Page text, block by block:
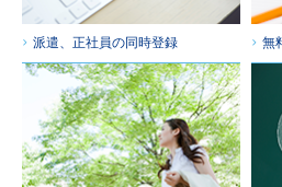
派遣、正社員の同時登録 無